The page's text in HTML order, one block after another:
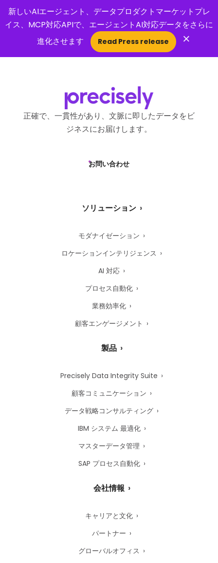
新しいAIエージェント、データプロダクトマーケットプレ
イス、MCP対応APIで、エージェントAI対応データをさらに
進化させます
Read Press release ×
正確で、一貫性があり、文脈に即したデータをビ
ジネスにお届けします。
お問い合わせ
ソリューション
モダナイゼーション
ロケーションインテリジェンス
AI 対応
プロセス自動化
業務効率化
顧客エンゲージメント
製品
Precisely Data Integrity Suite
顧客コミュニケーション
データ戦略コンサルティング
IBM システム 最適化
マスターデータ管理
SAP プロセス自動化
会社情報
キャリアと文化
パートナー
グローバルオフィス